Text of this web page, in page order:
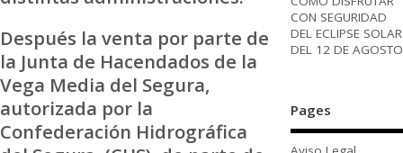
Después la venta por parte de
la Junta de Hacendados de la
Vega Media del Segura,
autorizada por la
Confederación Hidrográfica
CON SEGURIDAD
DEL ECLIPSE SOLAR
DEL 12 DE AGOSTO
Pages